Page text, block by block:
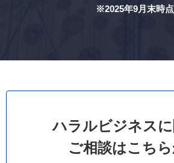
※2025年9月末時点
ハラルビジネス
ご相談はこち